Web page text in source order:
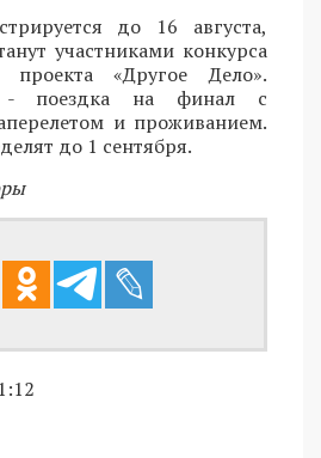
до 16 августа,
участниками конкурса
«Другое Дело».
- поездка на финал с
и проживанием.
до 1 сентября.